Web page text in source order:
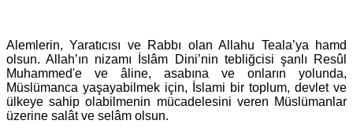
Alemlerin, Yaratıcısı ve Rabbı olan Allahu Teala’ya hamd
olsun. Allah’ın nizamı İslâm Dini’nin tebliğcisi şanlı Resûl
Muhammed'e ve âline, asabına ve onların yolunda,
Müslümanca yaşayabilmek için, İslami bir toplum, devlet ve
ülkeye sahip olabilmenin mücadelesini veren Müslümanlar
üzerine salât ve selâm olsun.